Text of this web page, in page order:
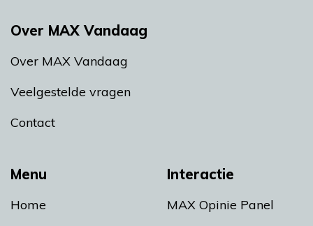
Menu
Home
Interactie
MAX Opinie Panel
Over MAX Vandaag
Over MAX Vandaag
Veelgestelde vragen
Contact